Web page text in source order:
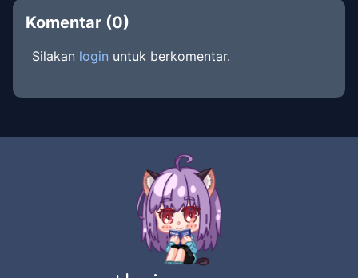
Komentar (0)
Silakan login untuk berkomentar.